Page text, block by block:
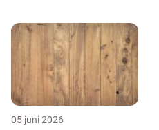
05 juni 2026